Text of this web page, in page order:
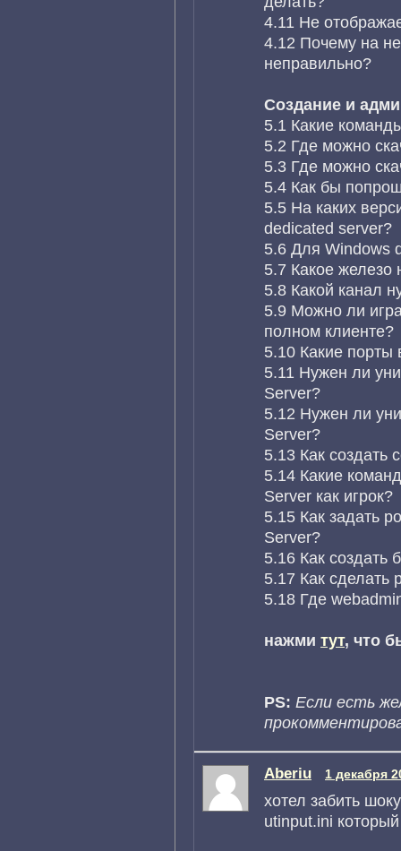
4.11 Не
4.12 Почему на
неправильно?
Создание и
5.1 Какие
5.2 Где можно
5.3 Где можно
5.4 Как бы
5.5 На каких
dedicated server?
5.6 Для Windows
5.7 Какое железо
5.8 Какой канал
5.9 Можно ли
полном клиенте?
5.10 Какие порты
5.11 Нужен ли
Server?
5.12 Нужен ли
Server?
5.13 Как создать
5.14 Какие
Server как игрок?
5.15 Как задать
Server?
5.16 Как создать
5.17 Как сделать
5.18 Где
нажми тут, что
PS: Если есть
Aberiu 1 декабря
хотел забить
utinput.ini